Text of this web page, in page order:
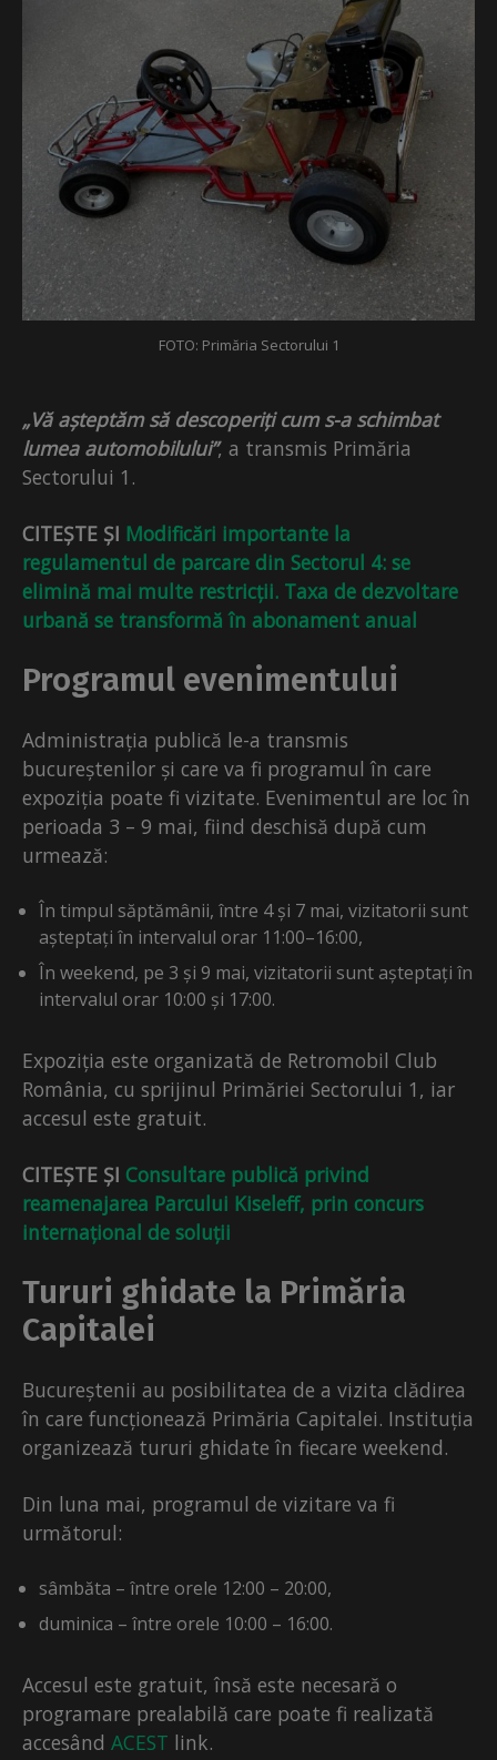
FOTO: Primăria Sectorului 1
„Vă așteptăm să descoperiți cum s-a schimbat
lumea automobilului”, a transmis Primăria
Sectorului 1.
CITEȘTE ȘI Modificări importante la
regulamentul de parcare din Sectorul 4: se
elimină mai multe restricții. Taxa de dezvoltare
urbană se transformă în abonament anual
Programul evenimentului
Administrația publică le-a transmis
bucureștenilor și care va fi programul în care
expoziția poate fi vizitate. Evenimentul are loc în
perioada 3 – 9 mai, fiind deschisă după cum
urmează:
În timpul săptămânii, între 4 și 7 mai, vizitatorii sunt
așteptați în intervalul orar 11:00–16:00,
În weekend, pe 3 și 9 mai, vizitatorii sunt așteptați în
intervalul orar 10:00 și 17:00.
Expoziția este organizată de Retromobil Club
România, cu sprijinul Primăriei Sectorului 1, iar
accesul este gratuit.
CITEȘTE ȘI Consultare publică privind
reamenajarea Parcului Kiseleff, prin concurs
internațional de soluții
Tururi ghidate la Primăria
Capitalei
Bucureștenii au posibilitatea de a vizita clădirea
în care funcționează Primăria Capitalei. Instituția
organizează tururi ghidate în fiecare weekend.
Din luna mai, programul de vizitare va fi
următorul:
sâmbăta – între orele 12:00 – 20:00,
duminica – între orele 10:00 – 16:00.
Accesul este gratuit, însă este necesară o
programare prealabilă care poate fi realizată
accesând ACEST link.